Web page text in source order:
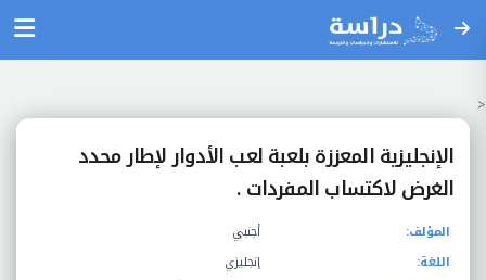
<
الإنجليزية المعززة بلعبة لعب الأدوار لإطار محدد
الغرض لاكتساب المفردات .
المؤلف:
أجنبي
اللغة:
إنجليزي